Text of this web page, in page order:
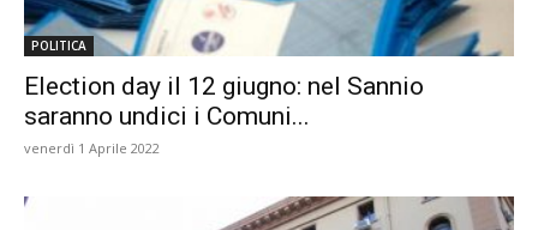
POLITICA
Election day il 12 giugno: nel Sannio
saranno undici i Comuni...
venerdì 1 Aprile 2022